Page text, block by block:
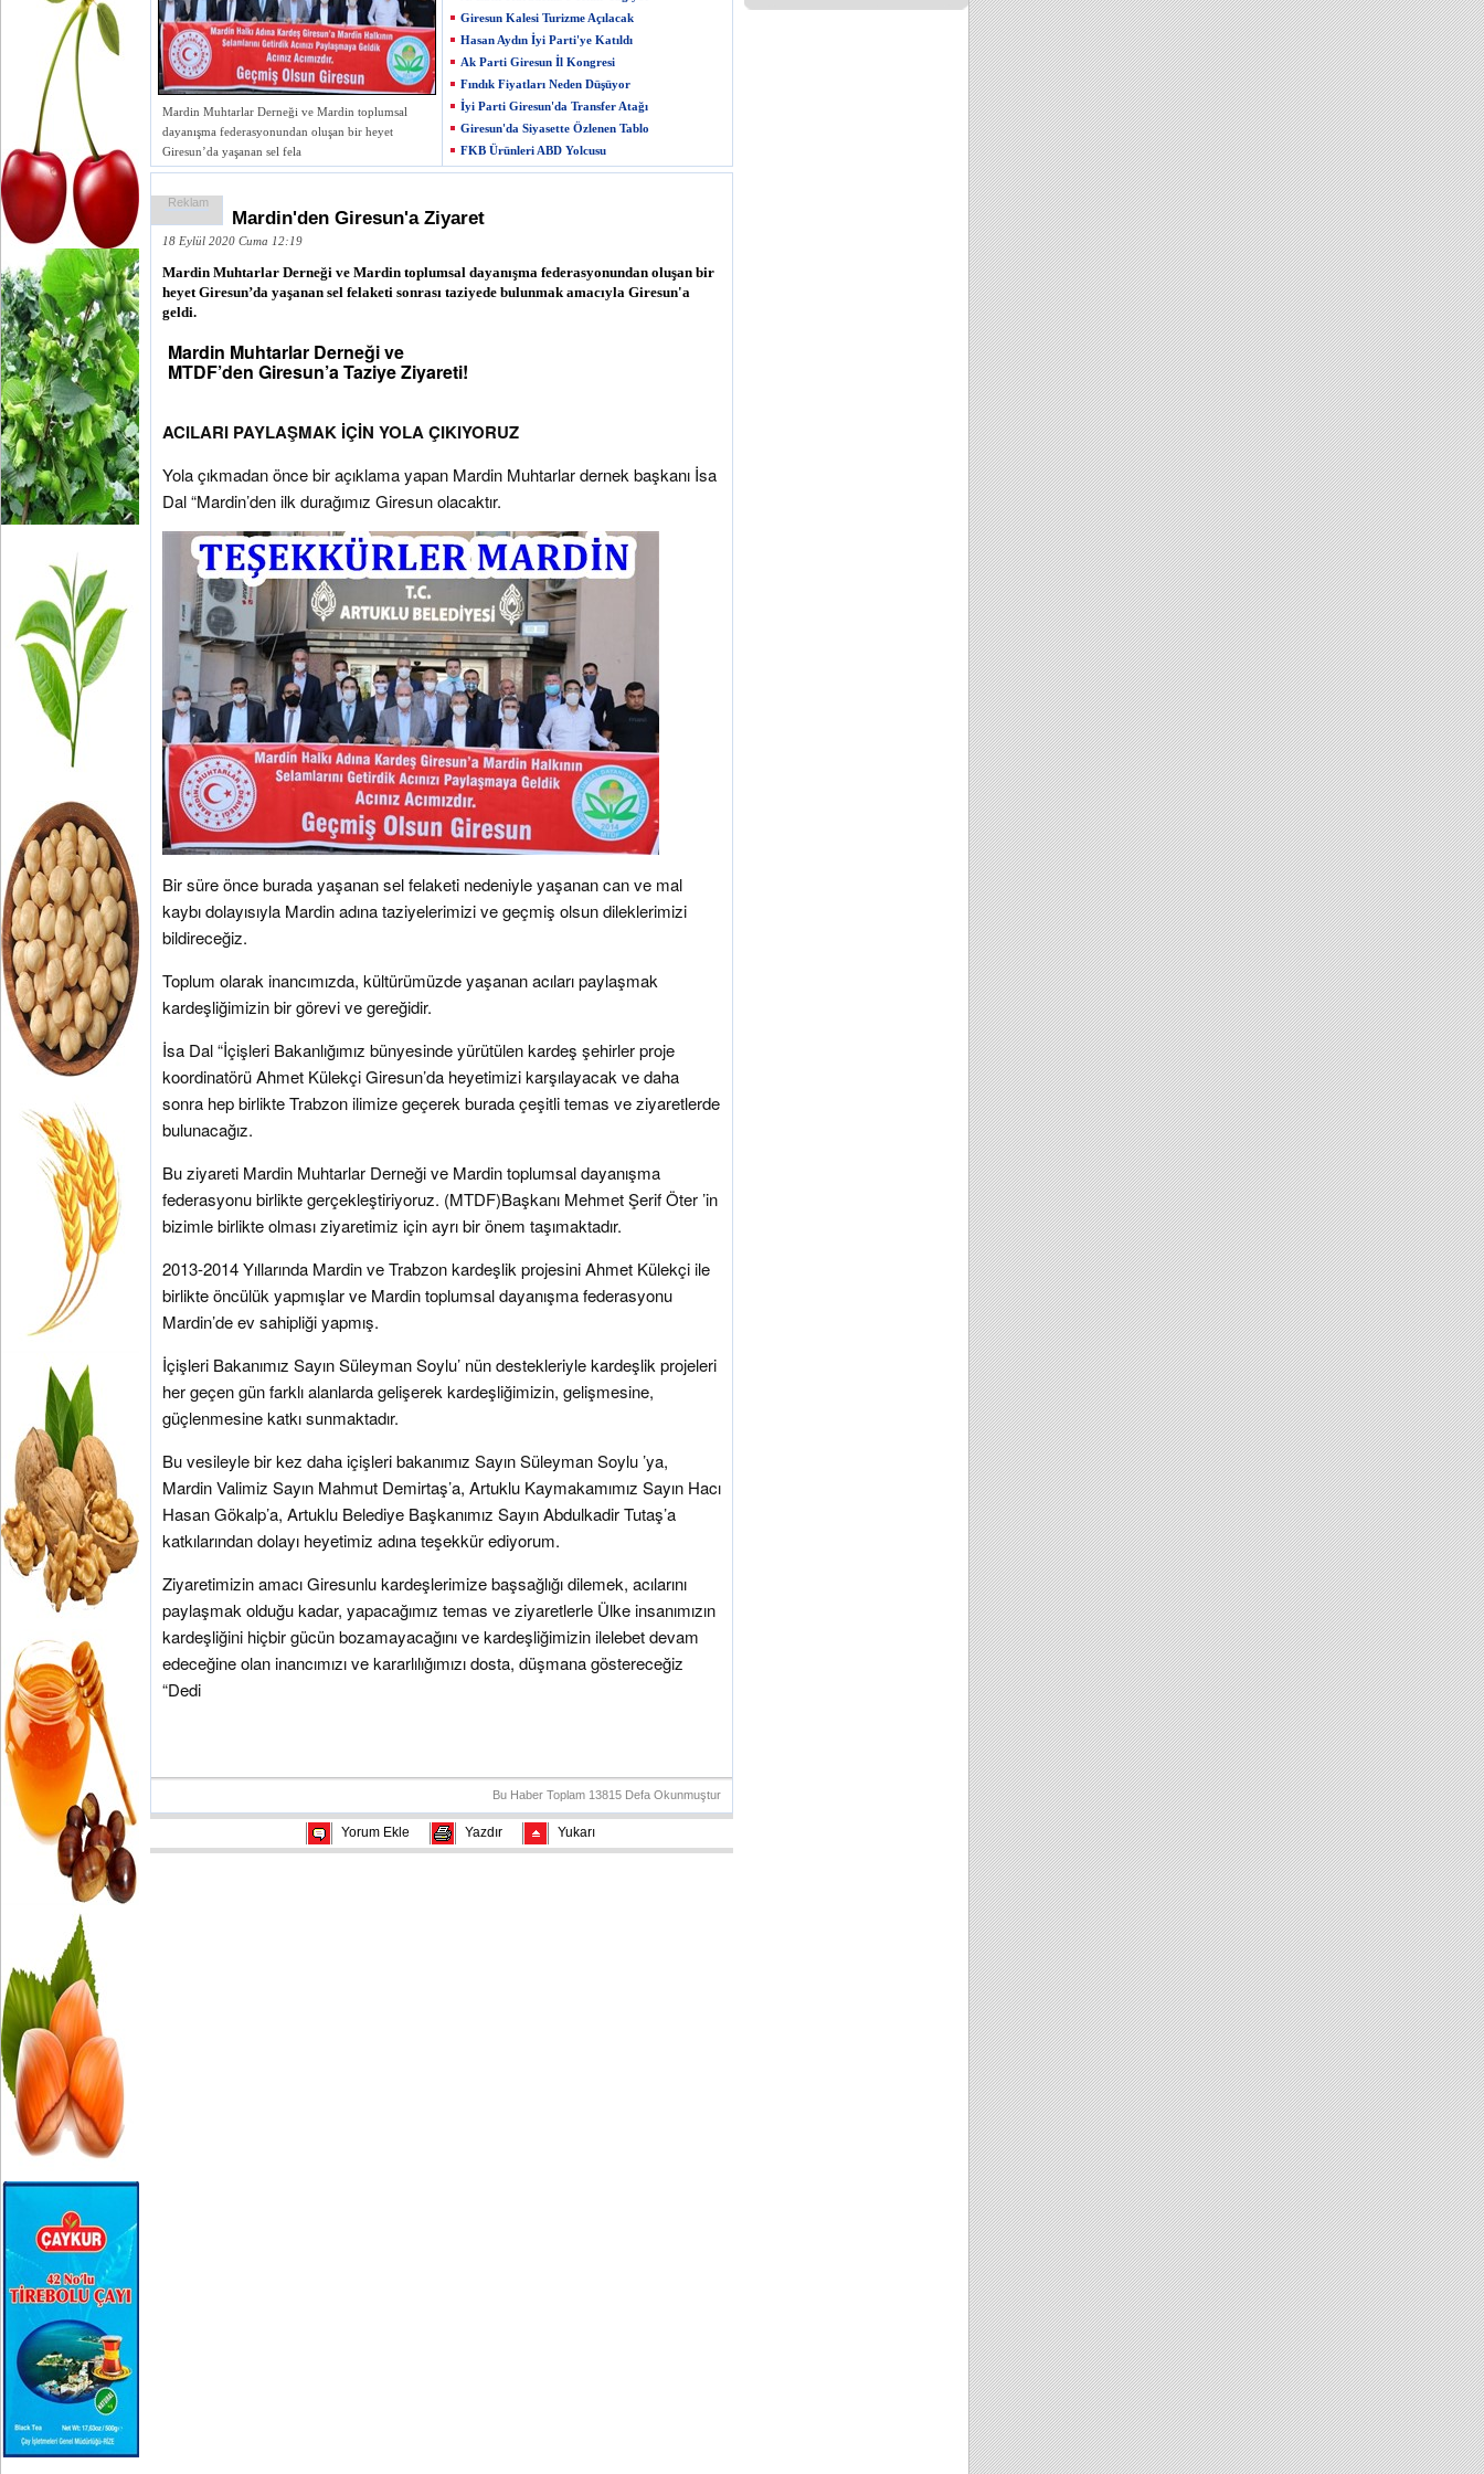
Mardin Muhtarlar Derneği ve Mardin toplumsal
dayanışma federasyonundan oluşan bir heyet
Giresun’da yaşanan sel fela
Giresun Kalesi Turizme Açılacak
Hasan Aydın İyi Parti'ye Katıldı
Ak Parti Giresun İl Kongresi
Fındık Fiyatları Neden Düşüyor
İyi Parti Giresun'da Transfer Atağı
Giresun'da Siyasette Özlenen Tablo
FKB Ürünleri ABD Yolcusu
Reklam
Mardin'den Giresun'a Ziyaret
18 Eylül 2020 Cuma 12:19
Mardin Muhtarlar Derneği ve Mardin toplumsal dayanışma federasyonundan oluşan bir
heyet Giresun’da yaşanan sel felaketi sonrası taziyede bulunmak amacıyla Giresun'a
geldi.
Mardin Muhtarlar Derneği ve
MTDF’den Giresun’a Taziye Ziyareti!
ACILARI PAYLAŞMAK İÇİN YOLA ÇIKIYORUZ
Yola çıkmadan önce bir açıklama yapan Mardin Muhtarlar dernek başkanı İsa
Dal “Mardin’den ilk durağımız Giresun olacaktır.
Bir süre önce burada yaşanan sel felaketi nedeniyle yaşanan can ve mal
kaybı dolayısıyla Mardin adına taziyelerimizi ve geçmiş olsun dileklerimizi
bildireceğiz.
Toplum olarak inancımızda, kültürümüzde yaşanan acıları paylaşmak
kardeşliğimizin bir görevi ve gereğidir.
İsa Dal “İçişleri Bakanlığımız bünyesinde yürütülen kardeş şehirler proje
koordinatörü Ahmet Külekçi Giresun’da heyetimizi karşılayacak ve daha
sonra hep birlikte Trabzon ilimize geçerek burada çeşitli temas ve ziyaretlerde
bulunacağız.
Bu ziyareti Mardin Muhtarlar Derneği ve Mardin toplumsal dayanışma
federasyonu birlikte gerçekleştiriyoruz. (MTDF)Başkanı Mehmet Şerif Öter ’in
bizimle birlikte olması ziyaretimiz için ayrı bir önem taşımaktadır.
2013-2014 Yıllarında Mardin ve Trabzon kardeşlik projesini Ahmet Külekçi ile
birlikte öncülük yapmışlar ve Mardin toplumsal dayanışma federasyonu
Mardin’de ev sahipliği yapmış.
İçişleri Bakanımız Sayın Süleyman Soylu’ nün destekleriyle kardeşlik projeleri
her geçen gün farklı alanlarda gelişerek kardeşliğimizin, gelişmesine,
güçlenmesine katkı sunmaktadır.
Bu vesileyle bir kez daha içişleri bakanımız Sayın Süleyman Soylu ’ya,
Mardin Valimiz Sayın Mahmut Demirtaş’a, Artuklu Kaymakamımız Sayın Hacı
Hasan Gökalp’a, Artuklu Belediye Başkanımız Sayın Abdulkadir Tutaş’a
katkılarından dolayı heyetimiz adına teşekkür ediyorum.
Ziyaretimizin amacı Giresunlu kardeşlerimize başsağlığı dilemek, acılarını
paylaşmak olduğu kadar, yapacağımız temas ve ziyaretlerle Ülke insanımızın
kardeşliğini hiçbir gücün bozamayacağını ve kardeşliğimizin ilelebet devam
edeceğine olan inancımızı ve kararlılığımızı dosta, düşmana göstereceğiz
“Dedi
Bu Haber Toplam 13815 Defa Okunmuştur
Yorum Ekle Yazdır Yukarı